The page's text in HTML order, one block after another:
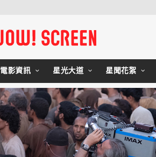
電影資訊 星光大道 星聞花絮